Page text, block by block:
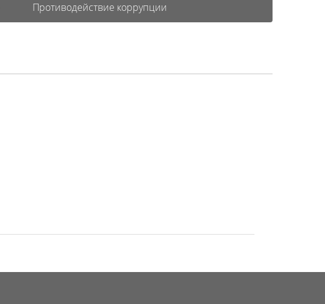
Противодействие коррупции